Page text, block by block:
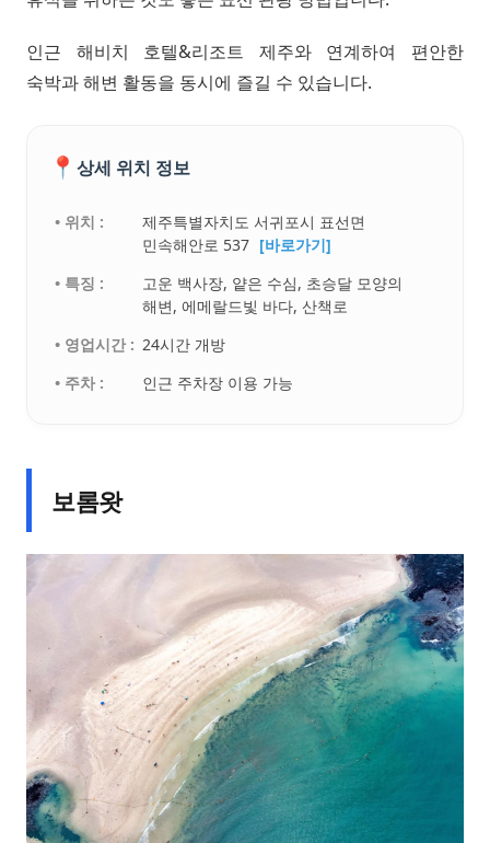
인근 해비치 호텔&리조트 제주와 연계하여 편안한
숙박과 해변 활동을 동시에 즐길 수 있습니다.
📍 상세 위치 정보
• 위치 :
제주특별자치도 서귀포시 표선면
민속해안로 537 [바로가기]
• 특징 :
고운 백사장, 얕은 수심, 초승달 모양의
해변, 에메랄드빛 바다, 산책로
• 영업시간 : 24시간 개방
• 주차 :
인근 주차장 이용 가능
보롬왓